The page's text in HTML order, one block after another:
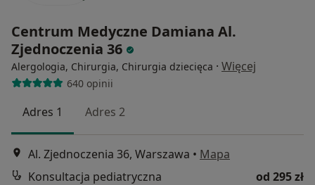
Centrum Medyczne Damiana Al.
Zjednoczenia 36
Alergologia, Chirurgia, Chirurgia dziecięca · Więcej
640 opinii
Adres 1 Adres 2
Al. Zjednoczenia 36, Warszawa • Mapa
Konsultacja pediatryczna
od 295 zł